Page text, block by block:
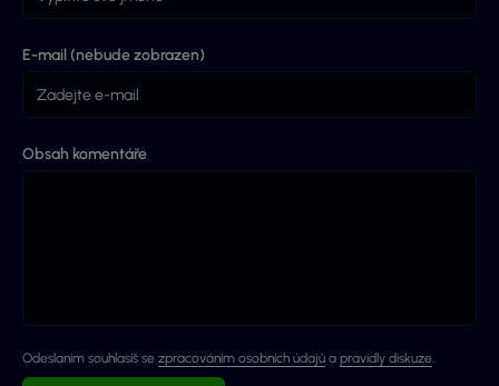
E-mail (nebude zobrazen)
Obsah komentáře
Odeslaním souhlasíš se zpracováním osobních údajů a pravidly diskuze.